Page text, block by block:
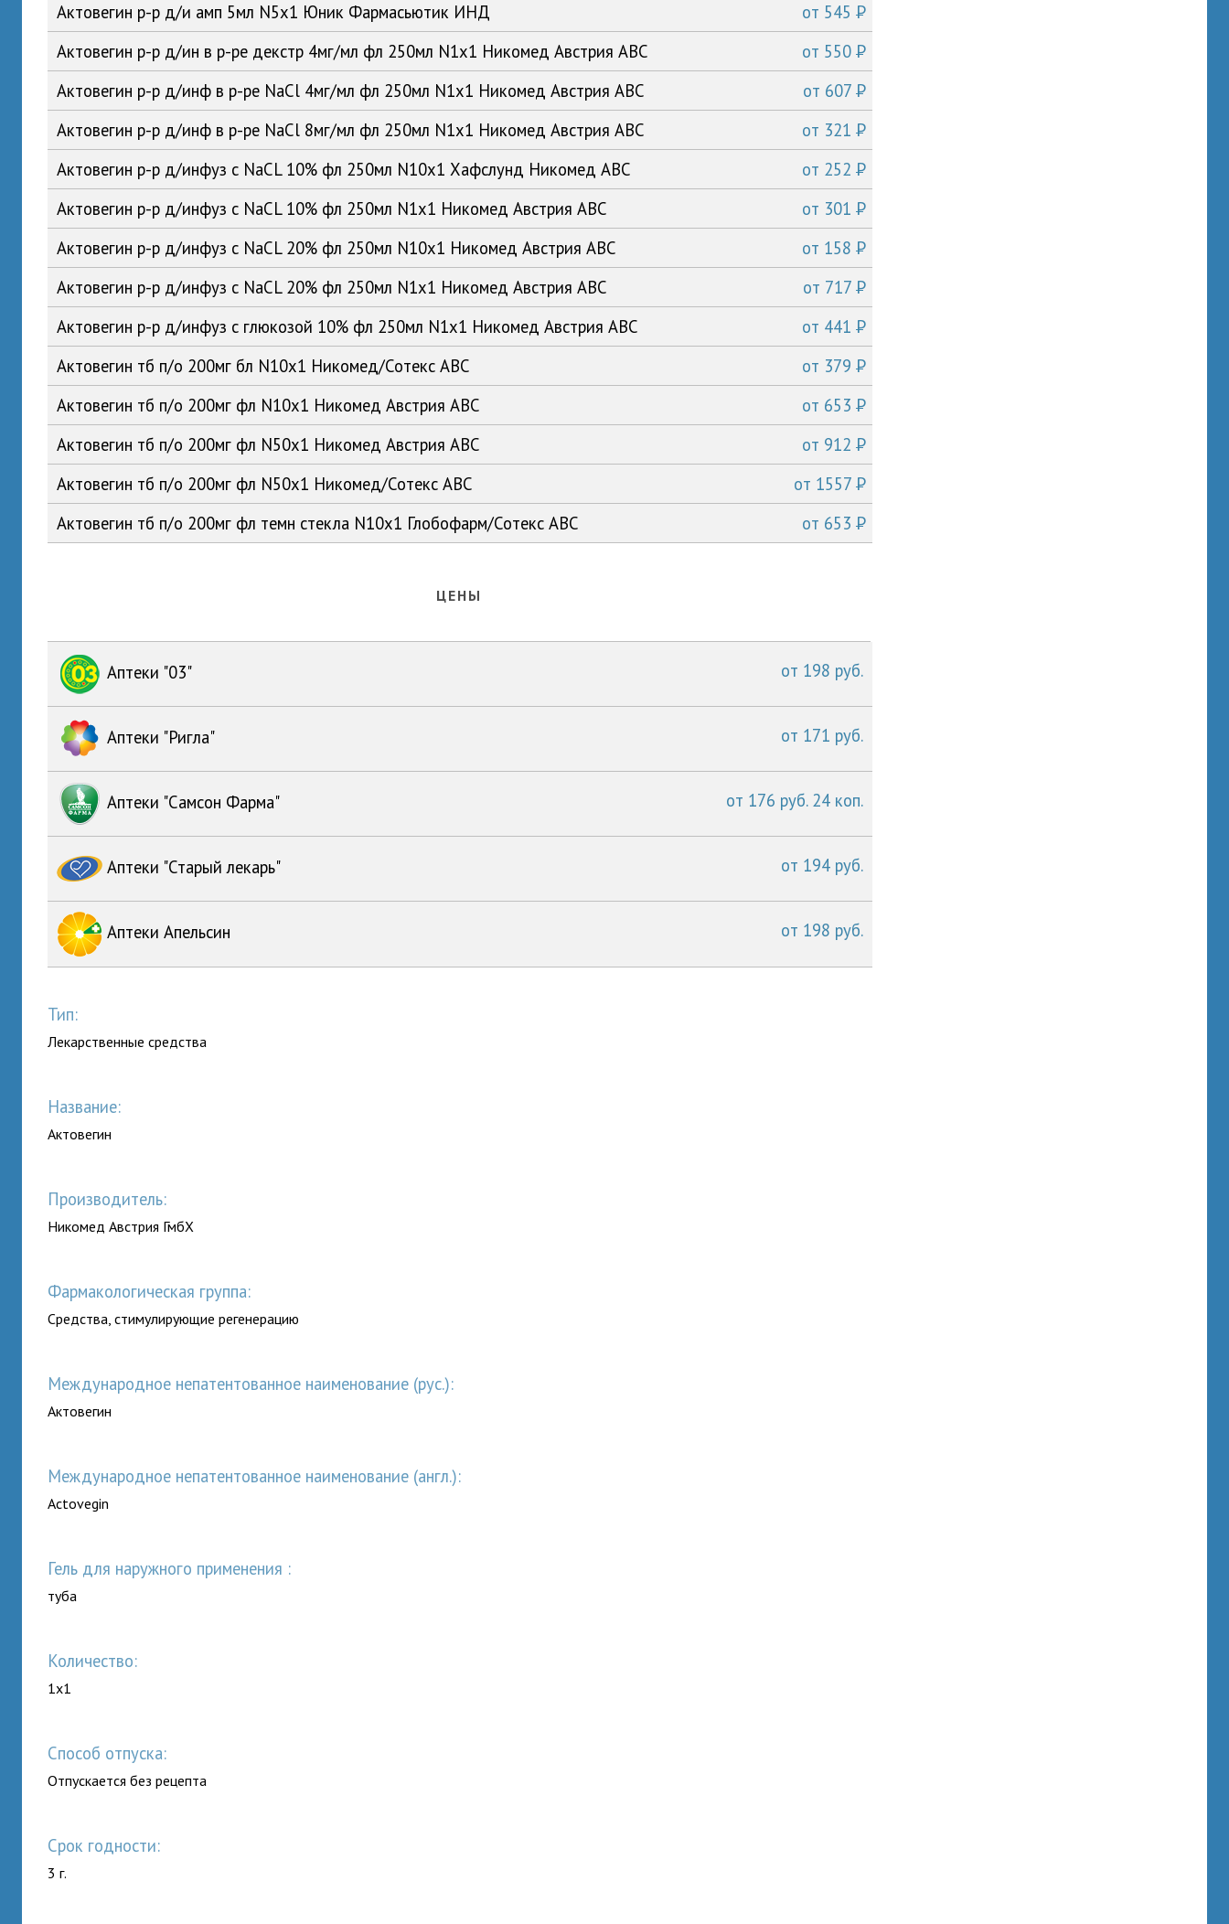
от 545P
Актовегин р-р д/и амп 5мл N5x1 Юник Фармасьютик ИНД
от 550P
Актовегин р-р д/ин в р-ре декстр 4мг/мл фл 250мл N1x1 Никомед Австрия АВС
от 607P
Актовегин р-р д/инф в р-ре NaCl 4мг/мл фл 250мл N1x1 Никомед Австрия АВС
от 321P
Актовегин р-р д/инф в р-ре NaCl 8мг/мл фл 250мл N1x1 Никомед Австрия АВС
от 252P
Актовегин р-р д/инфуз с NaCL 10% фл 250мл N10x1 Хафслунд Никомед АВС
от 301P
Актовегин р-р д/инфуз с NaCL 10% фл 250мл N1x1 Никомед Австрия АВС
от 158P
Актовегин р-р д/инфуз с NaCL 20% фл 250мл N10x1 Никомед Австрия АВС
от 717P
Актовегин р-р д/инфуз с NaCL 20% фл 250мл N1x1 Никомед Австрия АВС
от 441P
Актовегин р-р д/инфуз с глюкозой 10% фл 250мл N1x1 Никомед Австрия АВС
от 379P
Актовегин тб п/о 200мг бл N10x1 Никомед/Сотекс АВС
от 653P
Актовегин тб п/о 200мг фл N10x1 Никомед Австрия АВС
от 912P
Актовегин тб п/о 200мг фл N50x1 Никомед Австрия АВС
от 1557P
Актовегин тб п/о 200мг фл N50x1 Никомед/Сотекс АВС
от 653P
Актовегин тб п/о 200мг фл темн стекла N10x1 Глобофарм/Сотекс АВС
ЦЕНЫ
Аптеки "03" от 198 руб.
Аптеки "Ригла" от 171 руб.
Аптеки "Самсон Фарма" от 176 руб. 24 коп.
Аптеки "Старый лекарь" от 194 руб.
Аптеки Апельсин от 198 руб.
Тип:
Лекарственные средства
Название:
Актовегин
Производитель:
Никомед Австрия ГмбХ
Фармакологическая группа:
Средства, стимулирующие регенерацию
Международное непатентованное наименование (рус.):
Актовегин
Международное непатентованное наименование (англ.):
Actovegin
гель для наружного применения :
туба
Количество:
1x1
Способ отпуска:
Отпускается без рецепта
Срок годности:
3 г.